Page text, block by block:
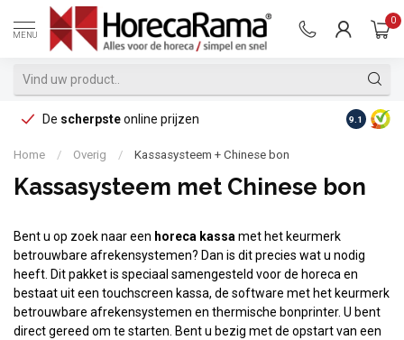
MENU
0
De scherpsteonline prijzen Op
9.1
Home / Overig / Kassasysteem + Chinese bon
Kassasysteem met Chinese bon
Bent u op zoek naar een horeca kassa met het keurmerk
betrouwbare afrekensystemen? Dan is dit precies wat u nodig
heeft. Dit pakket is speciaal samengesteld voor de horeca en
bestaat uit een touchscreen kassa, de software met het keurmerk
betrouwbare afrekensystemen en thermische bonprinter. U bent
direct gereed om te starten. Bent u bezig met de opstart van een